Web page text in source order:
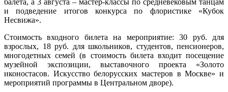
и подведение итогов конкурса по флористике «Кубок
Несвижа».
Стоимость входного билета на мероприятие: 30 руб. для
взрослых, 18 руб. для школьников, студентов, пенсионеров,
многодетных семей (в стоимость билета входит посещение
музейной экспозиции, выставочного проекта «Золото
иконостасов. Искусство белорусских мастеров в Москве» и
мероприятий программы в Центральном дворе).